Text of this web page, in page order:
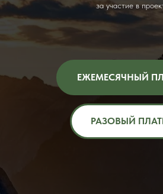
за участие в
ЕЖЕМЕСЯЧНЫЙ
РАЗОВЫЙ